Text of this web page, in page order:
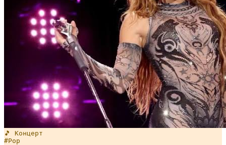
🎵 Концерт
#Pop